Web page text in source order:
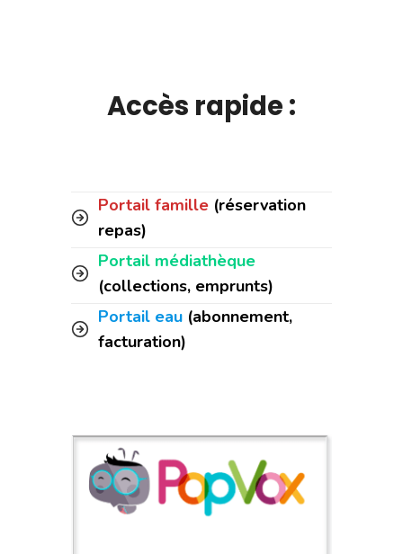
Accès rapide :
Portail famille (réservation
repas)
Portail médiathèque
(collections, emprunts)
Portail eau (abonnement,
facturation)